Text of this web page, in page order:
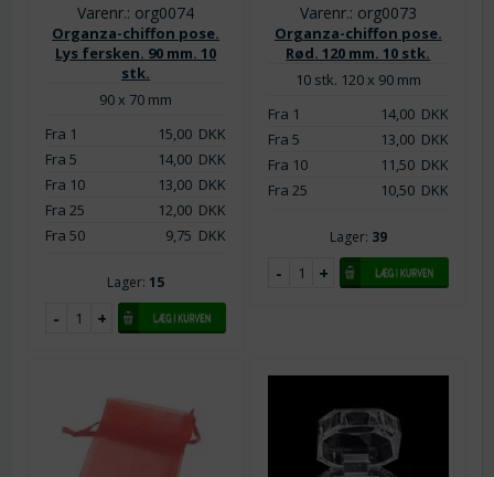
Varenr.: org0074
Organza-chiffon pose.
Lys fersken. 90 mm. 10
stk.
90 x 70 mm
Fra 1
15,00DKK
Fra 5
14,00DKK
Fra 10
13,00DKK
Fra 25
12,00DKK
Fra 50
9,75 DKK
Lager: 15
Varenr.: org0073
Organza-chiffon pose.
Rød. 120 mm. 10 stk.
10 stk. 120 x 90 mm
Fra 1
14,00DKK
Fra 5
13,00DKK
Fra 10
11,50DKK
Fra 25
10,50DKK
Lager: 39